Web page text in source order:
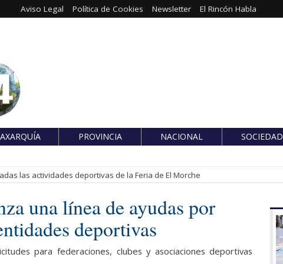
Aviso Legal Política de Cookies Newsletter El Rincón Habla
AXARQUÍA PROVINCIA NACIONAL SOCIEDAD
las actividades deportivas de la Feria de El Morche
una línea de ayudas por
deportivas
para federaciones, clubes y asociaciones deportivas